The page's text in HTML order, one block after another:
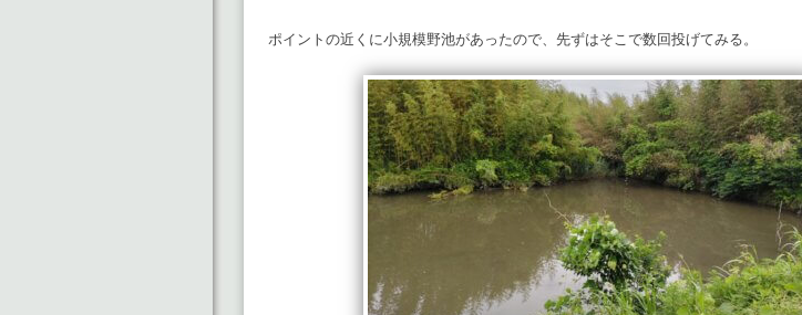
ポイントの近くに小規模野池があったので、先ずはそこで数回投げてみる。